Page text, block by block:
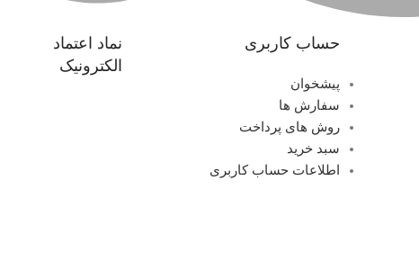
حساب کاربری
پیشخوان
سفارش ها
روش های پرداخت
سبد خرید
اطلاعات حساب کاربری
نماد اعتماد
الکترونیک